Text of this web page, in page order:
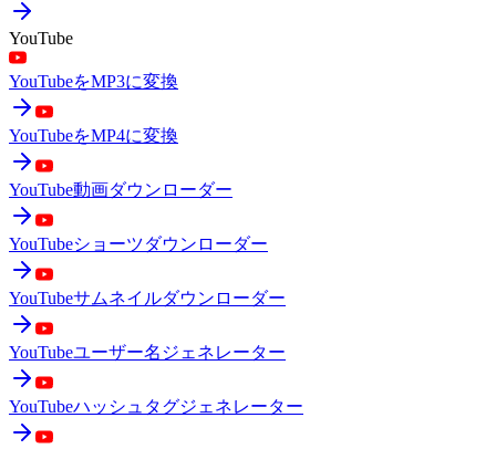
YouTube
YouTubeをMP3に変換
YouTubeをMP4に変換
YouTube動画ダウンローダー
YouTubeショーツダウンローダー
YouTubeサムネイルダウンローダー
YouTubeユーザー名ジェネレーター
YouTubeハッシュタグジェネレーター